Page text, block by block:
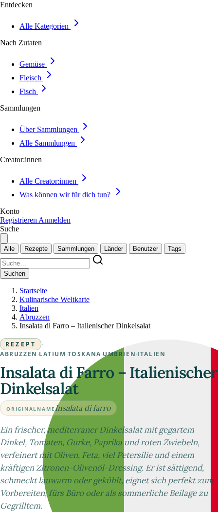
Entdecken
Alle Kategorien
Nach Zutaten
Gemüse
Fleisch
Fisch
Sammlungen
Über Sammlungen
Alle Sammlungen
Creator:innen
Alle Creator:innen
Was können wir für dich tun?
Konto
Registrieren Anmelden
Suche
Alle Rezepte Sammlungen Länder Benutzer Tags
Suchen
Startseite
Kulinarische Weltkarte
Italien
Abruzzen
Insalata di Farro – Italienischer Dinkelsalat
REZEPT
·
ABRUZZEN ·LATIUM ·TOSKANA ·UMBRIEN ·ITALIEN
Insalata di Farro – Italienischer
Dinkelsalat
ORIGINALNAMEInsalata di farro
Ein frischer, mediterraner Dinkelsalat mit gegartem
Dinkel, Tomaten, Gurke, Paprika und roten Zwiebeln,
verfeinert mit Oliven, Feta, viel Petersilie und einem
kräftigen Zitronen-Olivenöl-Dressing. Er ist sättigend,
schmeckt lauwarm oder gekühlt, eignet sich perfekt zum
Vorbereiten, fürs Büro oder als sommerliche Beilage zu
Gegrilltem.